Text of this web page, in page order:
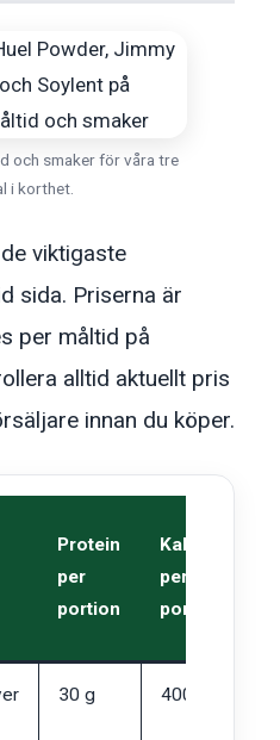
och smaker för våra tre
i korthet.
viktigaste
sida. Priserna är
per måltid på
alltid aktuellt pris
innan du köper.
Protein
per
portion
Kalorier
per
portion
30 g 400 kcal